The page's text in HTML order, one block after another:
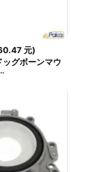
元)
グボーンマウ